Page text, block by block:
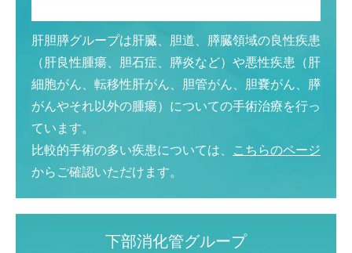
肝胆膵グループは肝臓、胆道、膵臓領域の良性疾患
（肝良性腫瘍、胆石症、膵炎など）や悪性疾患（肝
細胞がん、転移性肝がん、胆管がん、胆嚢がん、膵
がんやそれ以外の腫瘍）についての手術治療を行っ
ています。
比較的手術の多い疾患については、 こちらのページ
からご確認いただけます。
下部消化管グループ